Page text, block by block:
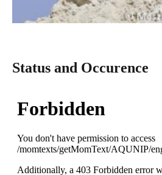
Status and Occurence